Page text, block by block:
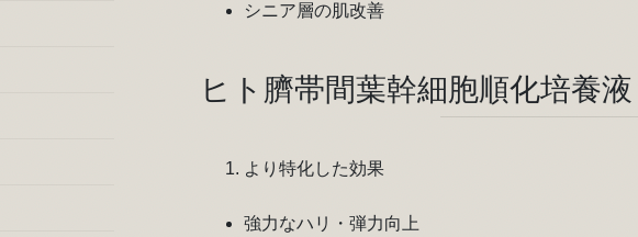
シニア層の肌改善
ヒト臍帯間葉幹細胞順化培養液
より特化した効果
強力なハリ・弾力向上